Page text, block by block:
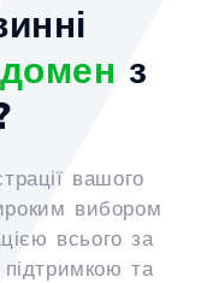
з
вашого
вибором
всього за
та